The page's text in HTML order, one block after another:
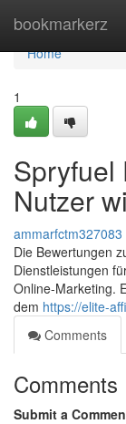
bookmarkerz
Home
Home
1
Spryfuel
Nutzer
ammarfctm327083
Die Bewertungen
Dienstleistungen
Online-Marketing.
dem https://elite-
Comments
Comments
Submit a